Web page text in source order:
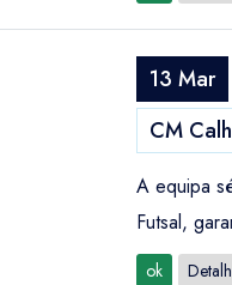
13 Mar
CM
A equipa
Futsal,
ok